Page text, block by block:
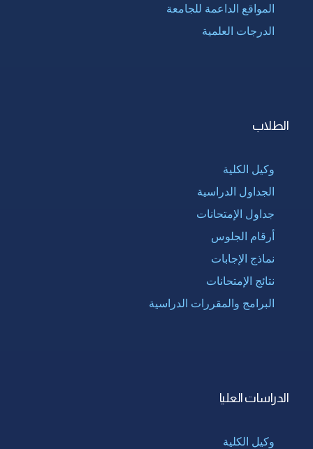
المواقع الداعمة للجامعة
الدرجات العلمية
الطلاب
وكيل الكلية
الجداول الدراسية
جداول الإمتحانات
أرقام الجلوس
نماذج الإجابات
نتائج الإمتحانات
البرامج والمقررات الدراسية
الدراسات العليا
وكيل الكلية